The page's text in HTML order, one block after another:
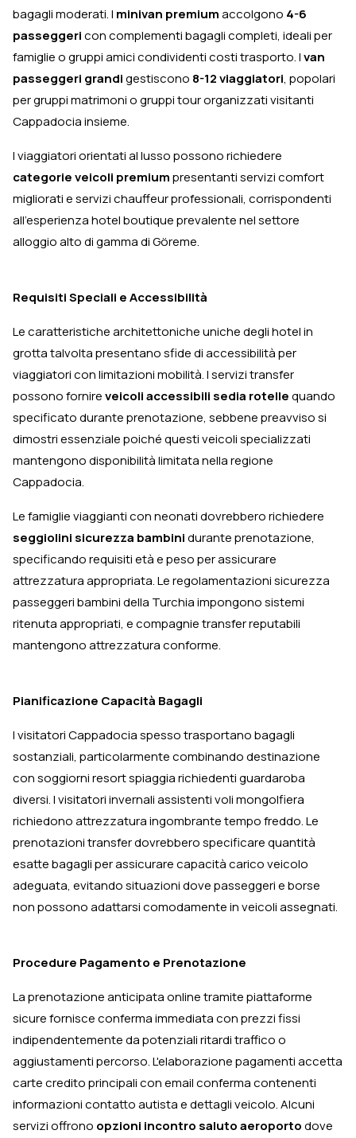
bagagli moderati. I minivan premiumaccolgono 4-6
passeggericon complementi bagagli completi, ideali per
famiglie o gruppi amici condividenti costi trasporto. Ivan
passeggeri grandigestiscono 8-12 viaggiatori, popolari
per gruppi matrimoni o gruppi tour organizzati visitanti
Cappadocia insieme.
I viaggiatori orientati al lusso possono richiedere
categorie veicoli premiumpresentanti servizi comfort
migliorati e servizi chauffeur professionali, corrispondenti
all'esperienza hotel boutique prevalente nel settore
alloggio alto di gamma di Göreme.
Requisiti Speciali e Accessibilità
Le caratteristiche architettoniche uniche degli hotel in
grotta talvolta presentano sfide di accessibilità per
viaggiatori con limitazioni mobilità. I servizi transfer
possono fornireveicoli accessibili sedia rotellequando
specificato durante prenotazione, sebbene preavviso si
dimostri essenziale poiché questi veicoli specializzati
mantengono disponibilità limitata nella regione
Cappadocia.
Le famiglie viaggianti con neonati dovrebbero richiedere
seggiolini sicurezza bambinidurante prenotazione,
specificando requisiti età e peso per assicurare
attrezzatura appropriata. Le regolamentazioni sicurezza
passeggeri bambini della Turchia impongono sistemi
ritenuta appropriati, e compagnie transfer reputabili
mantengono attrezzatura conforme.
Pianificazione Capacità Bagagli
I visitatori Cappadocia spesso trasportano bagagli
sostanziali, particolarmente combinando destinazione
con soggiorni resort spiaggia richiedenti guardaroba
diversi. I visitatori invernali assistenti voli mongolfiera
richiedono attrezzatura ingombrante tempo freddo. Le
prenotazioni transfer dovrebbero specificare quantità
esatte bagagli per assicurare capacità carico veicolo
adeguata, evitando situazioni dove passeggeri e borse
non possono adattarsi comodamente in veicoli assegnati.
Procedure Pagamento e Prenotazione
La prenotazione anticipata online tramite piattaforme
sicure fornisce conferma immediata con prezzi fissi
indipendentemente da potenziali ritardi traffico o
aggiustamenti percorso. L'elaborazione pagamenti accetta
carte credito principali con email conferma contenenti
informazioni contatto autista e dettagli veicolo. Alcuni
servizi offrono opzioni incontro saluto aeroportodove